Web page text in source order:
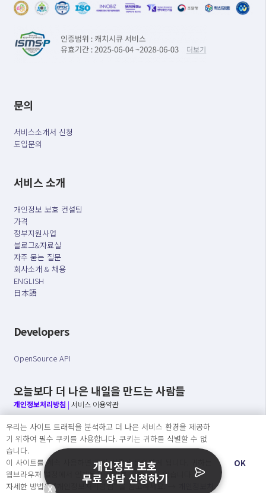
문의
서비스소개서 신청
도입문의
서비스 소개
개인정보 보호 컨설팅
가격
정부지원사업
블로그&자료실
자주 묻는 질문
회사소개 & 채용
ENGLISH
日本語
Developers
OpenSource API
오늘보다 더 나은 내일을 만드는 사람들
개인정보처리방침 | 서비스 이용약관
○ 개인정보보호 컴플라이언스를 선도하겠습니다.
○ 정보주체의 권리를 보장하겠습니다.
○ 기업의 개인정보보호를 위한 효율적 관리를 보장하겠습니다.
우리는 사이트 트래픽을 분석하고 더 나은 서비스 환경을 제공하
기 위하여 필수 쿠키를 사용합니다. 쿠키는 귀하를 식별할 수 없
습니다.
이 사이트를 계속 사용하면 쿠키 사용에 동의하게 됩니다. 귀하는
웹브라우져 설정에서 언제든지 쿠키를 삭제 할 수있습니다.
자세한 방법은 “개인정보처리방침” 을 참고하세요. →
OK
X
개인정보 보호
무료 상담 신청하기